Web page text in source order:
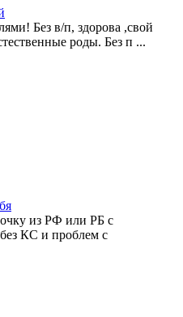
Без в/п, здорова ,свой
роды. Без п ...
из РФ или РБ c
КС и проблем с